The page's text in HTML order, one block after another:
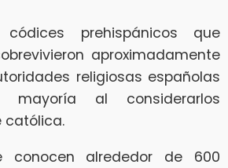
prehispánicos que
aproximadamente
religiosas españolas
mayoría al considerarlos
católica.
conocen alrededor de 600